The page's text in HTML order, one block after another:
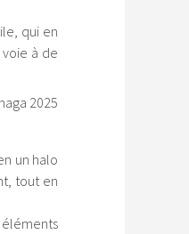
qui en
à de
2025
un halo
tout en
éléments